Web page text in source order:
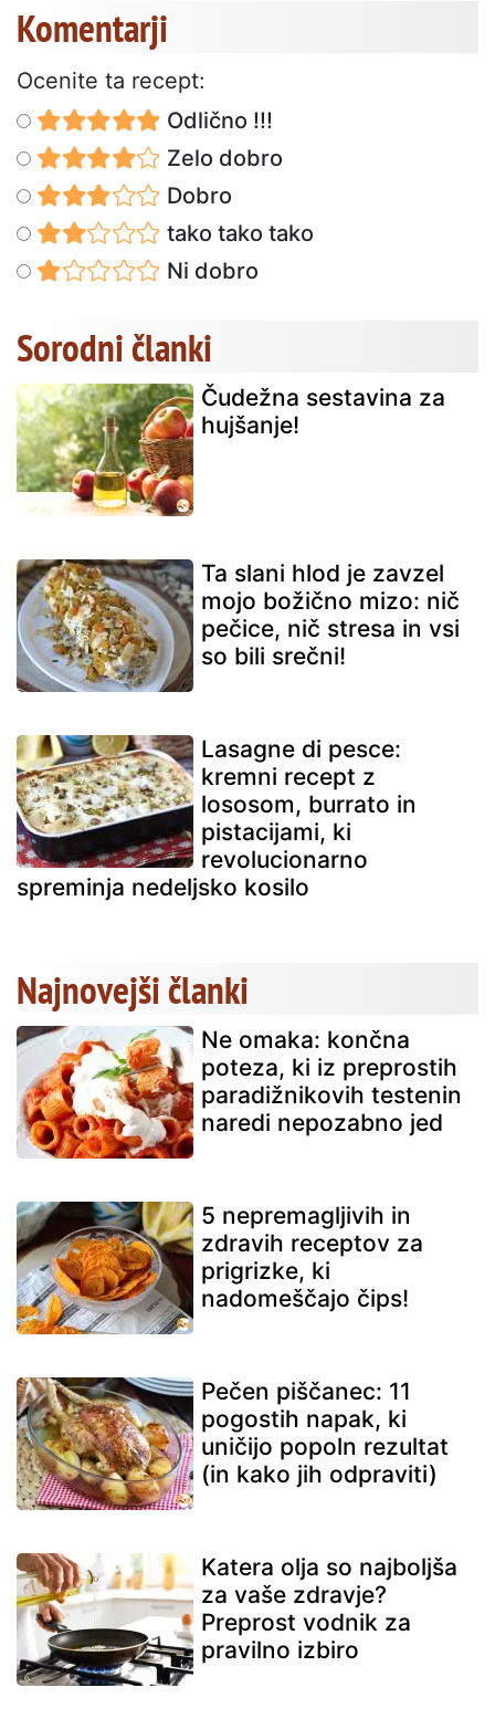
Komentarji
Ocenite ta recept:
Odlično !!!
Zelo dobro
Dobro
tako tako tako
Ni dobro
Sorodni članki
Čudežna sestavina za
hujšanje!
Ta slani hlod je zavzel
mojo božično mizo: nič
pečice, nič stresa in vsi
so bili srečni!
Lasagne di pesce:
kremni recept z
lososom, burrato in
pistacijami, ki
revolucionarno
spreminja nedeljsko kosilo
Najnovejši članki
Ne omaka: končna
poteza, ki iz preprostih
paradižnikovih testenin
naredi nepozabno jed
5 nepremagljivih in
zdravih receptov za
prigrizke, ki
nadomeščajo čips!
Pečen piščanec: 11
pogostih napak, ki
uničijo popoln rezultat
(in kako jih odpraviti)
Katera olja so najboljša
za vaše zdravje?
Preprost vodnik za
pravilno izbiro